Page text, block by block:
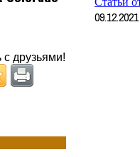
с друзьями!
09.12.2021